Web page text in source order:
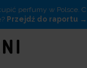
perfumy w Polsce.
Przejdź do raportu